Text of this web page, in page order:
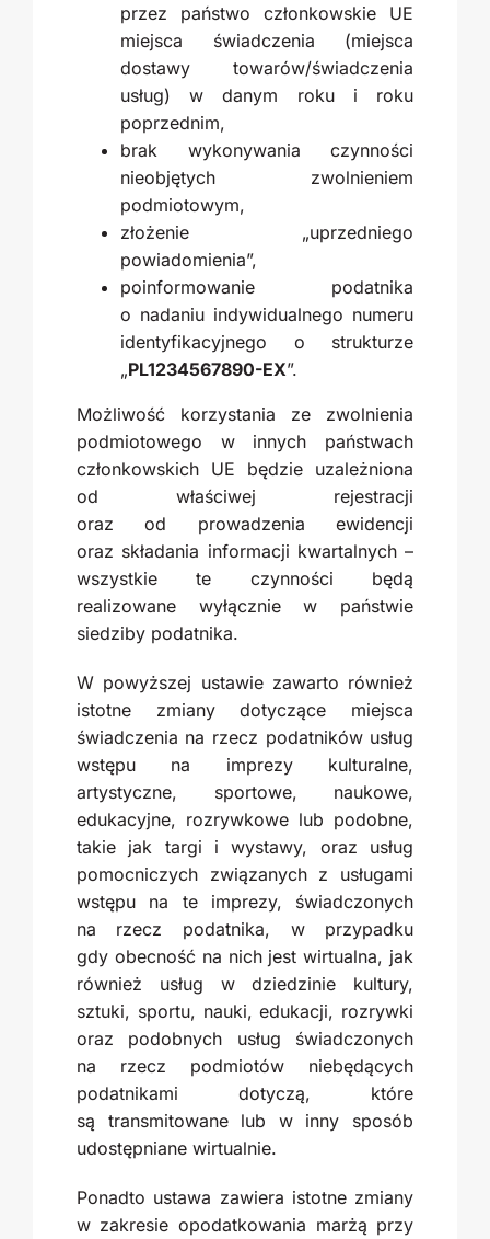
przez państwo członkowskie UE
miejsca świadczenia (miejsca
dostawy towarów/świadczenia
usług) w danym roku i roku
poprzednim,
brak wykonywania czynności
nieobjętych zwolnieniem
podmiotowym,
złożenie „uprzedniego
powiadomienia”,
poinformowanie podatnika
o nadaniu indywidualnego numeru
identyfikacyjnego o strukturze
„PL1234567890-EX”.
Możliwość korzystania ze zwolnienia
podmiotowego w innych państwach
członkowskich UE będzie uzależniona
od właściwej rejestracji
oraz od prowadzenia ewidencji
oraz składania informacji kwartalnych –
wszystkie te czynności będą
realizowane wyłącznie w państwie
siedziby podatnika.
W powyższej ustawie zawarto również
istotne zmiany dotyczące miejsca
świadczenia na rzecz podatników usług
wstępu na imprezy kulturalne,
artystyczne, sportowe, naukowe,
edukacyjne, rozrywkowe lub podobne,
takie jak targi i wystawy, oraz usług
pomocniczych związanych z usługami
wstępu na te imprezy, świadczonych
na rzecz podatnika, w przypadku
gdy obecność na nich jest wirtualna, jak
również usług w dziedzinie kultury,
sztuki, sportu, nauki, edukacji, rozrywki
oraz podobnych usług świadczonych
na rzecz podmiotów niebędących
podatnikami dotyczą, które
są transmitowane lub w inny sposób
udostępniane wirtualnie.
Ponadto ustawa zawiera istotne zmiany
w zakresie opodatkowania marżą przy